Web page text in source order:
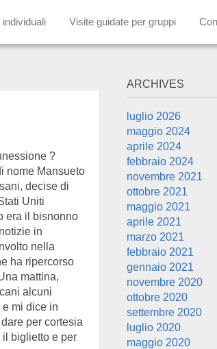
Visite guidate per gruppi
?
nome Mansueto
decise di
Uniti
era il bisnonno
in
nella
ha ripercorso
mattina,
alcuni
mi dice in
per cortesia
il biglietto e per
ARCHIVES
luglio 2026
maggio 2024
aprile 2024
febbraio 2024
novembre 2021
ottobre 2021
maggio 2021
aprile 2021
marzo 2021
febbraio 2021
gennaio 2021
novembre 2020
ottobre 2020
settembre 2020
luglio 2020
maggio 2020